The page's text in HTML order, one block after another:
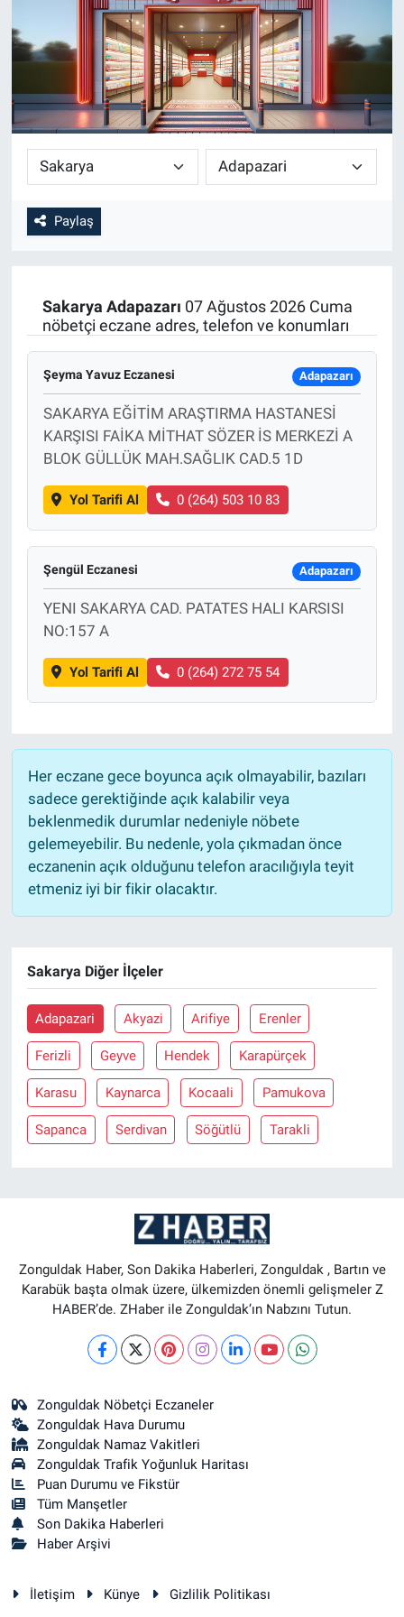
Paylaş
Sakarya Adapazarı 07 Ağustos 2026 Cuma
nöbetçi eczane adres, telefon ve konumları
Şeyma Yavuz Eczanesi Adapazarı
SAKARYA EĞİTİM ARAŞTIRMA HASTANESİ
KARŞISI FAİKA MİTHAT SÖZER İS MERKEZİ A
BLOK GÜLLÜK MAH.SAĞLIK CAD.5 1D
Yol Tarifi Al 0 (264) 503 10 83
Şengül Eczanesi Adapazarı
YENI SAKARYA CAD. PATATES HALI KARSISI
NO:157 A
Yol Tarifi Al 0 (264) 272 75 54
Her eczane gece boyunca açık olmayabilir, bazıları
sadece gerektiğinde açık kalabilir veya
beklenmedik durumlar nedeniyle nöbete
gelemeyebilir. Bu nedenle, yola çıkmadan önce
eczanenin açık olduğunu telefon aracılığıyla teyit
etmeniz iyi bir fikir olacaktır.
Sakarya Diğer İlçeler
Adapazari Akyazi Arifiye Erenler
Ferizli Geyve Hendek Karapürçek
Karasu Kaynarca Kocaali Pamukova
Sapanca Serdivan Söğütlü Tarakli
Zonguldak Haber, Son Dakika Haberleri, Zonguldak , Bartın ve
Karabük başta olmak üzere, ülkemizden önemli gelişmeler Z
HABER’de. ZHaber ile Zonguldak’ın Nabzını Tutun.
Zonguldak Nöbetçi Eczaneler
Zonguldak Hava Durumu
Zonguldak Namaz Vakitleri
Zonguldak Trafik Yoğunluk Haritası
Puan Durumu ve Fikstür
Tüm Manşetler
Son Dakika Haberleri
Haber Arşivi
İletişim Künye Gizlilik Politikası
SİYASET
SAĞLIK